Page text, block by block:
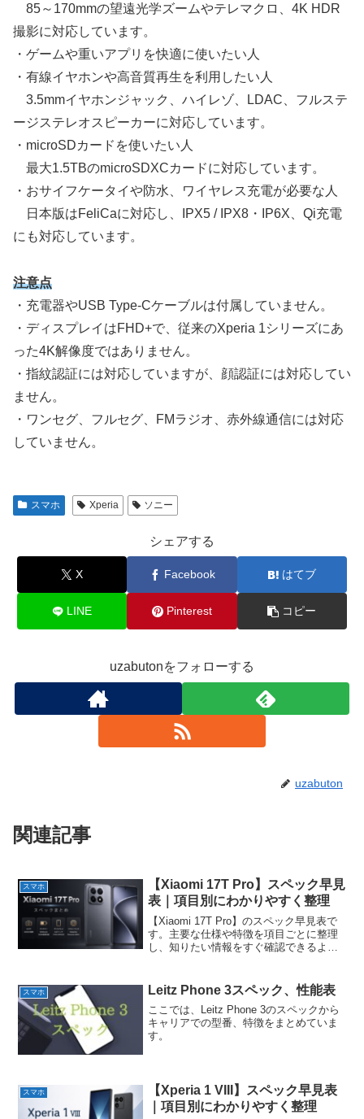
85～170mmの望遠光学ズームやテレマクロ、4K HDR
撮影に対応しています。
・ゲームや重いアプリを快適に使いたい人
・有線イヤホンや高音質再生を利用したい人
3.5mmイヤホンジャック、ハイレゾ、LDAC、フルステ
ージステレオスピーカーに対応しています。
・microSDカードを使いたい人
最大1.5TBのmicroSDXCカードに対応しています。
・おサイフケータイや防水、ワイヤレス充電が必要な人
日本版はFeliCaに対応し、IPX5 / IPX8・IP6X、Qi充電
にも対応しています。
注意点
・充電器やUSB Type-Cケーブルは付属していません。
・ディスプレイはFHD+で、従来のXperia 1シリーズにあ
った4K解像度ではありません。
・指紋認証には対応していますが、顔認証には対応してい
ません。
・ワンセグ、フルセグ、FMラジオ、赤外線通信には対応
していません。
スマホ Xperia ソニー
シェアする
X Facebook はてブ
LINE Pinterest コピー
uzabutonをフォローする
uzabuton
関連記事
スマホ
【Xiaomi 17T Pro】スペック早見
表｜項目別にわかりやすく整理
【Xiaomi 17T Pro】のスペック早見表で
す。主要な仕様や特徴を項目ごとに整理
し、知りたい情報をすぐ確認できるよう
スマホ Leitz Phone 3スペック、性能表
ここでは、Leitz Phone 3のスペックから
キャリアでの型番、特徴をまとめていま
す。
スマホ
【Xperia 1 VIII】スペック早見表
｜項目別にわかりやすく整理